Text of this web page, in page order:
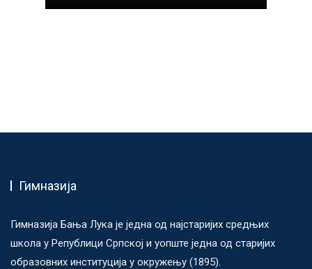
Гимназија
Гимназија Бања Лука је једна од најстаријих средњих
школа у Републици Српској и уопште једна од старијих
образовних институција у окружењу (1895).